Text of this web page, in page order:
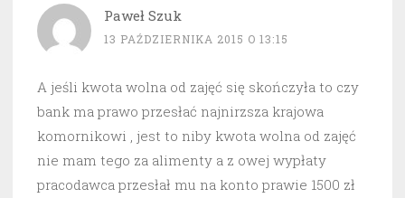
Paweł Szuk
13 PAŹDZIERNIKA 2015 O 13:15
A jeśli kwota wolna od zajęć się skończyła to czy
bank ma prawo przesłać najnirzsza krajowa
komornikowi , jest to niby kwota wolna od zajęć
nie mam tego za alimenty a z owej wypłaty
pracodawca przesłał mu na konto prawie 1500 zł